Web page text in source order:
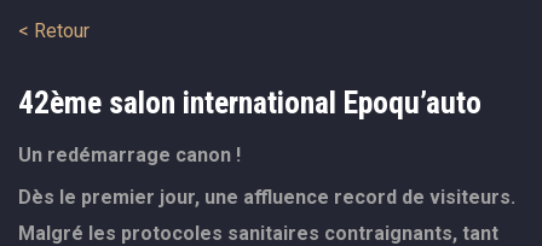
< Retour
42ème salon international Epoqu’auto
Un redémarrage canon !
Dès le premier jour, une affluence record de visiteurs.
Malgré les protocoles sanitaires contraignants, tant